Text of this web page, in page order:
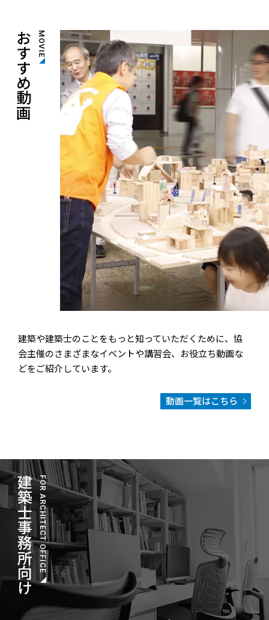
建築や建築士のことをもっと知っていただくために、協
会主催のさまざまなイベントや講習会、お役立ち動画な
どをご紹介しています。
動画一覧はこちら
おすすめ動画 MOVIE
建築士事務所向けFOR ARCHITECT OFFICE